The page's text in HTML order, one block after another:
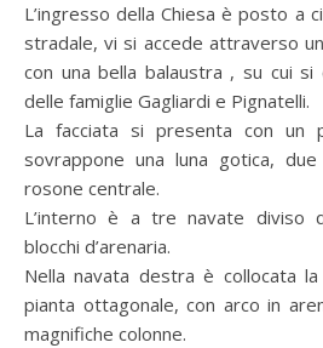
L’ingresso della Chiesa è posto a
stradale, vi si accede attraverso
con una bella balaustra , su cui si
delle famiglie Gagliardi e Pignatelli.
La facciata si presenta con un
sovrappone una luna gotica,
rosone centrale.
L’interno è a tre navate diviso
blocchi d’arenaria.
Nella navata destra è collocata
pianta ottagonale, con arco in
magnifiche colonne.